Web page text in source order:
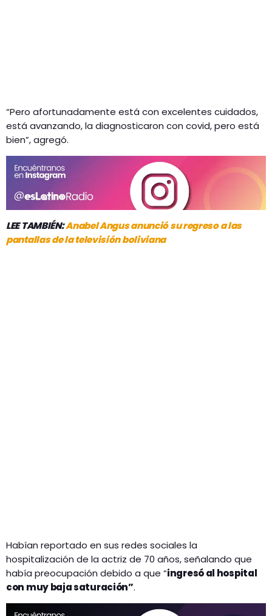
“Pero afortunadamente está con excelentes cuidados,
está avanzando, la diagnosticaron con covid, pero está
bien”, agregó.
LEE TAMBIÉN:Anabel Angus anunció su regreso a las
pantallas de la televisión boliviana
Habían reportado en sus redes sociales la
hospitalización de la actriz de 70 años, señalando que
había preocupación debido a que “ingresó al hospital
con muy baja saturación”.